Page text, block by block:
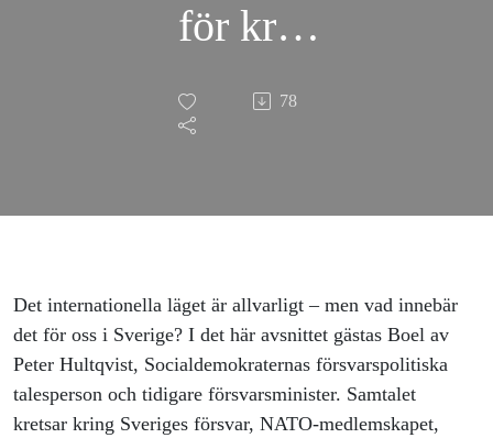
för kris
krig?
78
Det internationella läget är allvarligt – men vad innebär
det för oss i Sverige? I det här avsnittet gästas Boel av
Peter Hultqvist, Socialdemokraternas försvarspolitiska
talesperson och tidigare försvarsminister. Samtalet
kretsar kring Sveriges försvar, NATO-medlemskapet,